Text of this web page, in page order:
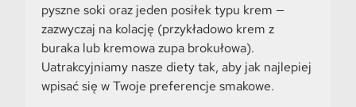
pyszne soki oraz jeden posiłek typu krem —
zazwyczaj na kolację (przykładowo krem z
buraka lub kremowa zupa brokułowa).
Uatrakcyjniamy nasze diety tak, aby jak najlepiej
wpisać się w Twoje preferencje smakowe.